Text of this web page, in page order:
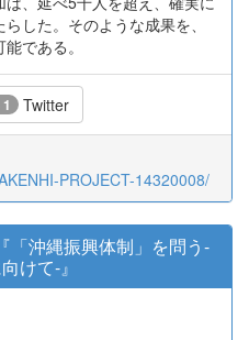
した。そのような成果を、
である。
Twitter
PROJECT-14320008/
「沖縄振興体制」を問う-
けて-』